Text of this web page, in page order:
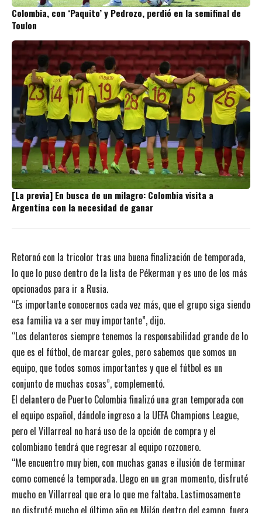
Colombia, con ‘Paquito’ y Pedrozo, perdió en la semifinal de
Toulon
[La previa] En busca de un milagro: Colombia visita a
Argentina con la necesidad de ganar
Retornó con la tricolor tras una buena finalización de temporada,
lo que lo puso dentro de la lista de Pékerman y es uno de los más
opcionados para ir a Rusia.
“Es importante conocernos cada vez más, que el grupo siga siendo
esa familia va a ser muy importante”, dijo.
“Los delanteros siempre tenemos la responsabilidad grande de lo
que es el fútbol, de marcar goles, pero sabemos que somos un
equipo, que todos somos importantes y que el fútbol es un
conjunto de muchas cosas”, complementó.
El delantero de Puerto Colombia finalizó una gran temporada con
el equipo español, dándole ingreso a la UEFA Champions League,
pero el Villarreal no hará uso de la opción de compra y el
colombiano tendrá que regresar al equipo rozzonero.
“Me encuentro muy bien, con muchas ganas e ilusión de terminar
como comencé la temporada. Llego en un gran momento, disfruté
mucho en Villarreal que era lo que me faltaba. Lastimosamente
no disfruté mucho el último año en Milán dentro del campo, fuera